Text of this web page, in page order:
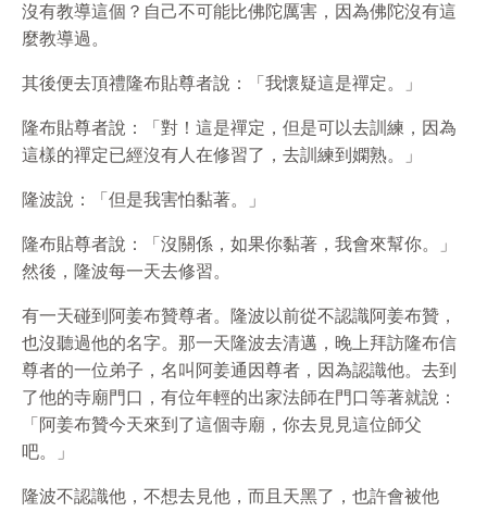
沒有教導這個？自己不可能比佛陀厲害，因為佛陀沒有這
麼教導過。
其後便去頂禮隆布貼尊者說：「我懷疑這是禪定。」
隆布貼尊者說：「對！這是禪定，但是可以去訓練，因為
這樣的禪定已經沒有人在修習了，去訓練到嫻熟。」
隆波說：「但是我害怕黏著。」
隆布貼尊者說：「沒關係，如果你黏著，我會來幫你。」
然後，隆波每一天去修習。
有一天碰到阿姜布贊尊者。隆波以前從不認識阿姜布贊，
也沒聽過他的名字。那一天隆波去清邁，晚上拜訪隆布信
尊者的一位弟子，名叫阿姜通因尊者，因為認識他。去到
了他的寺廟門口，有位年輕的出家法師在門口等著就說：
「阿姜布贊今天來到了這個寺廟，你去見見這位師父
吧。」
隆波不認識他，不想去見他，而且天黑了，也許會被他